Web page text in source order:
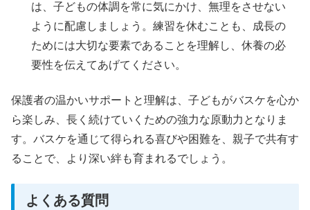
は、子どもの体調を常に気にかけ、無理をさせない
ように配慮しましょう。練習を休むことも、成長の
ためには大切な要素であることを理解し、休養の必
要性を伝えてあげてください。
保護者の温かいサポートと理解は、子どもがバスケを心か
ら楽しみ、長く続けていくための強力な原動力となりま
す。バスケを通じて得られる喜びや困難を、親子で共有す
ることで、より深い絆も育まれるでしょう。
よくある質問